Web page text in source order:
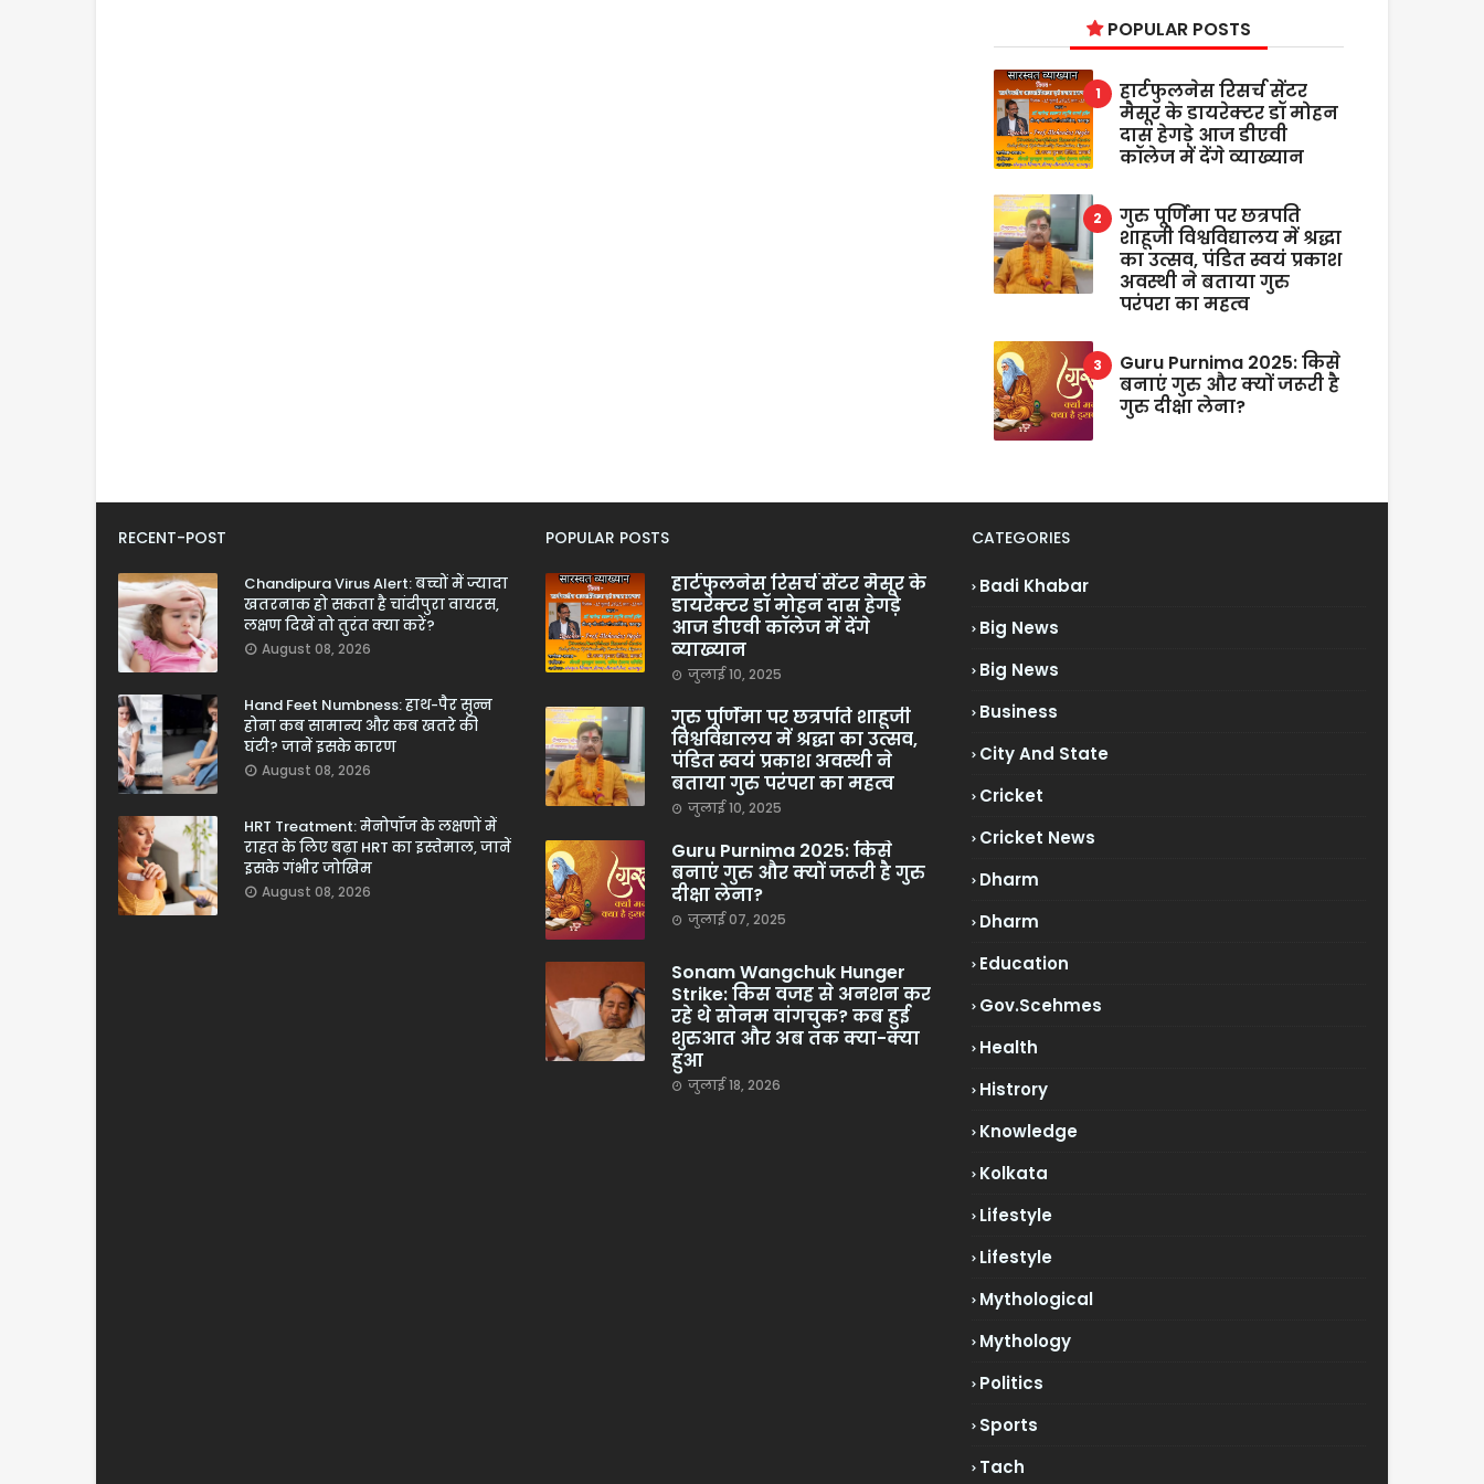
POPULAR POSTS
हार्टफुलनेस रिसर्च सेंटर
मैसूर के डायरेक्टर डॉ मोहन
दास हेगड़े आज डीएवी
कॉलेज में देंगे व्याख्यान
गुरु पूर्णिमा पर छत्रपति
शाहूजी विश्वविद्यालय में श्रद्धा
का उत्सव, पंडित स्वयं प्रकाश
अवस्थी ने बताया गुरु
परंपरा का महत्व
Guru Purnima 2025: किसे
बनाएं गुरु और क्यों जरूरी है
गुरु दीक्षा लेना?
RECENT-POST
Chandipura Virus Alert: बच्चों में ज्यादा
खतरनाक हो सकता है चांदीपुरा वायरस,
लक्षण दिखें तो तुरंत क्या करें?
August 08, 2026
Hand Feet Numbness: हाथ-पैर सुन्न
होना कब सामान्य और कब खतरे की
घंटी? जानें इसके कारण
August 08, 2026
HRT Treatment: मेनोपॉज के लक्षणों में
राहत के लिए बढ़ा HRT का इस्तेमाल, जानें
इसके गंभीर जोखिम
August 08, 2026
POPULAR POSTS
हार्टफुलनेस रिसर्च सेंटर मैसूर के
डायरेक्टर डॉ मोहन दास हेगड़े
आज डीएवी कॉलेज में देंगे
व्याख्यान
जुलाई 10, 2025
गुरु पूर्णिमा पर छत्रपति शाहूजी
विश्वविद्यालय में श्रद्धा का उत्सव,
पंडित स्वयं प्रकाश अवस्थी ने
बताया गुरु परंपरा का महत्व
जुलाई 10, 2025
Guru Purnima 2025: किसे
बनाएं गुरु और क्यों जरूरी है गुरु
दीक्षा लेना?
जुलाई 07, 2025
Sonam Wangchuk Hunger
Strike: किस वजह से अनशन कर
रहे थे सोनम वांगचुक? कब हुई
शुरुआत और अब तक क्या-क्या
हुआ
जुलाई 18, 2026
CATEGORIES
Badi Khabar
Big News
Big News
Business
City And State
Cricket
Cricket News
Dharm
Dharm
Education
Gov.scehmes
Health
Histrory
Knowledge
Kolkata
Lifestyle
Lifestyle
Mythological
Mythology
Politics
Sports
Tach